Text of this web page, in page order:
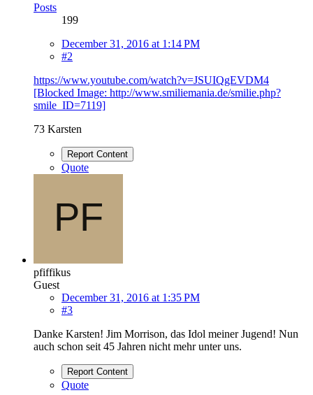
Posts
199
December 31, 2016 at 1:14 PM
#2
https://www.youtube.com/watch?v=JSUIQgEVDM4
[Blocked Image: http://www.smiliemania.de/smilie.php?
smile_ID=7119]
73 Karsten
Report Content
Quote
pfiffikus
Guest
December 31, 2016 at 1:35 PM
#3
Danke Karsten! Jim Morrison, das Idol meiner Jugend! Nun
auch schon seit 45 Jahren nicht mehr unter uns.
Report Content
Quote